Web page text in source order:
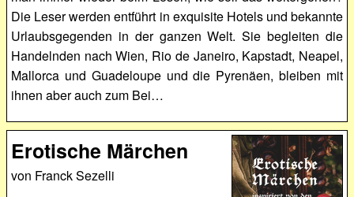
Die Leser werden entführt in exquisite Hotels und bekannte
Urlaubsgegenden in der ganzen Welt. Sie begleiten die
Handelnden nach Wien, Rio de Janeiro, Kapstadt, Neapel,
Mallorca und Guadeloupe und die Pyrenäen, bleiben mit
ihnen aber auch zum Bei…
Erotische Märchen
von Franck Sezelli